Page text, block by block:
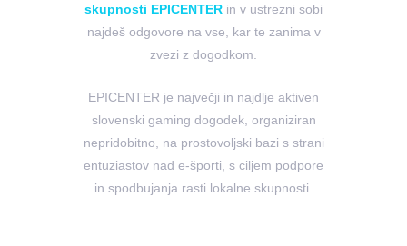
skupnosti EPICENTER in v ustrezni sobi
najdeš odgovore na vse, kar te zanima v
zvezi z dogodkom.
EPICENTER je največji in najdlje aktiven
slovenski gaming dogodek, organiziran
nepridobitno, na prostovoljski bazi s strani
entuziastov nad e-športi, s ciljem podpore
in spodbujanja rasti lokalne skupnosti.